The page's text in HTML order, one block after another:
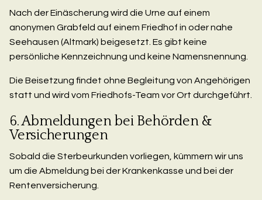
Nach der Einäscherung wird die Urne auf einem
anonymen Grabfeld auf einem Friedhof in oder nahe
Seehausen (Altmark) beigesetzt. Es gibt keine
persönliche Kennzeichnung und keine Namensnennung.
Die Beisetzung findet ohne Begleitung von Angehörigen
statt und wird vom Friedhofs-Team vor Ort durchgeführt.
6. Abmeldungen bei Behörden &
Versicherungen
Sobald die Sterbeurkunden vorliegen, kümmern wir uns
um die Abmeldung bei der Krankenkasse und bei der
Rentenversicherung.